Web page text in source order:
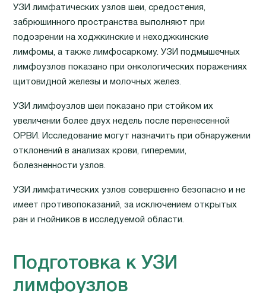
УЗИ лимфатических узлов шеи, средостения,
забрюшинного пространства выполняют при
подозрении на ходжкинские и неходжкинские
лимфомы, а также лимфосаркому. УЗИ подмышечных
лимфоузлов показано при онкологических поражениях
щитовидной железы и молочных желез.
УЗИ лимфоузлов шеи показано при стойком их
увеличении более двух недель после перенесенной
ОРВИ. Исследование могут назначить при обнаружении
отклонений в анализах крови, гиперемии,
болезненности узлов.
УЗИ лимфатических узлов совершенно безопасно и не
имеет противопоказаний, за исключением открытых
ран и гнойников в исследуемой области.
Подготовка к УЗИ
лимфоузлов